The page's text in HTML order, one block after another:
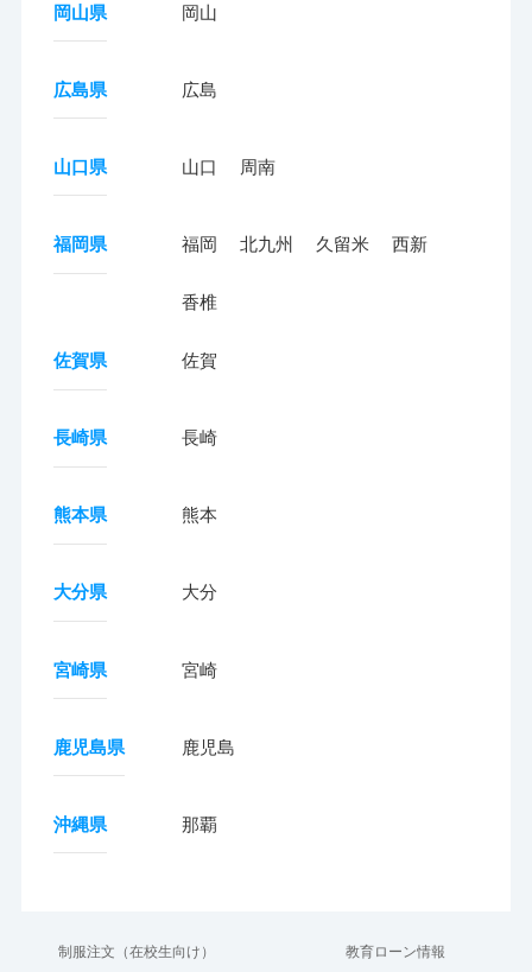
岡山県 岡山
広島県 広島
山口県 山口 周南
福岡県 福岡 北九州 久留米 西新
香椎
佐賀県 佐賀
長崎県 長崎
熊本県 熊本
大分県 大分
宮崎県 宮崎
鹿児島県 鹿児島
沖縄県 那覇
制服注文（在校生向け） 教育ローン情報